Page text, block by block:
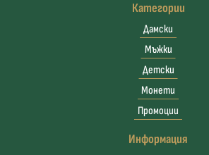
Категории
Дамски
Мъжки
Детски
Монети
Промоции
Информация